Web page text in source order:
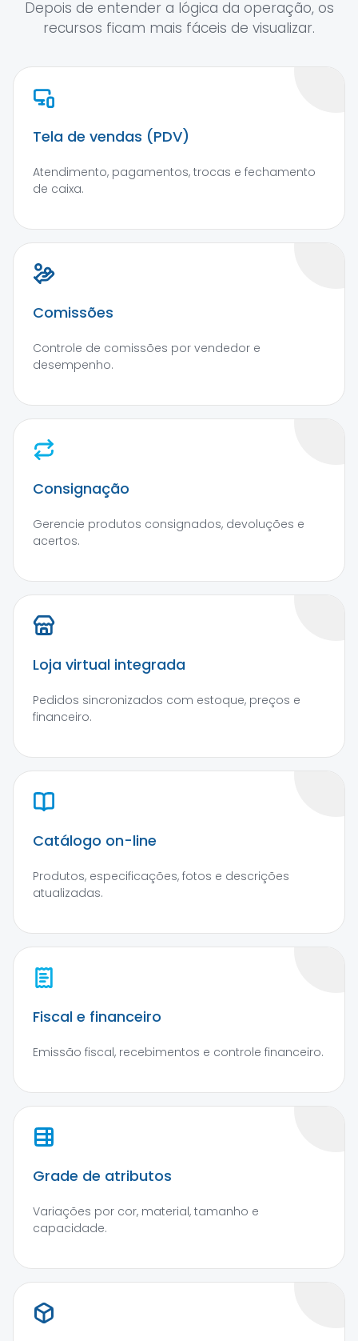
Depois de entender a lógica da operação, os
recursos ficam mais fáceis de visualizar.
Tela de vendas (PDV)
Atendimento, pagamentos, trocas e fechamento
de caixa.
Comissões
Controle de comissões por vendedor e
desempenho.
Consignação
Gerencie produtos consignados, devoluções e
acertos.
Loja virtual integrada
Pedidos sincronizados com estoque, preços e
financeiro.
Catálogo on-line
Produtos, especificações, fotos e descrições
atualizadas.
Fiscal e financeiro
Emissão fiscal, recebimentos e controle financeiro.
Grade de atributos
Variações por cor, material, tamanho e
capacidade.